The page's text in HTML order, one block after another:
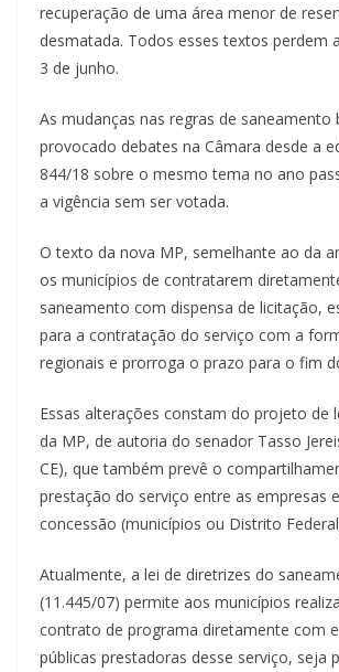
recuperação de uma área menor de
desmatada. Todos esses textos perdem
3 de junho.
As mudanças nas regras de saneamento
provocado debates na Câmara desde a
844/18 sobre o mesmo tema no ano
a vigência sem ser votada.
O texto da nova MP, semelhante ao da
os municípios de contratarem
saneamento com dispensa de licitação,
para a contratação do serviço com a
regionais e prorroga o prazo para o fim
Essas alterações constam do projeto de
da MP, de autoria do senador Tasso
CE), que também prevê o
prestação do serviço entre as empresas
concessão (municípios ou Distrito
Atualmente, a lei de diretrizes do
(11.445/07) permite aos municípios
contrato de programa diretamente com
públicas prestadoras desse serviço, seja